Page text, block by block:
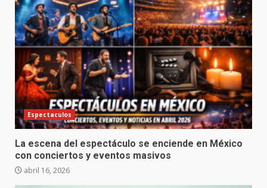
Espectaculos
La escena del espectáculo se enciende en México
con conciertos y eventos masivos
abril 16, 2026